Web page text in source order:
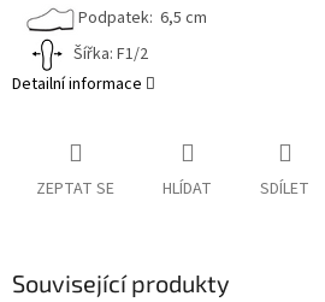
Podpatek: 6,5 cm
Šířka: F1/2
Detailní informace
ZEPTAT SE HLÍDAT SDÍLET
Související produkty